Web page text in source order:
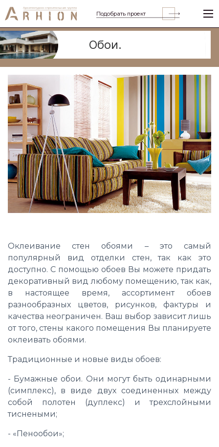
Подобрать проект
Обои.
Оклеивание стен обоями – это самый
популярный вид отделки стен, так как это
доступно. С помощью обоев Вы можете придать
декоративный вид любому помещению, так как,
в настоящее время, ассортимент обоев
разнообразных цветов, рисунков, фактуры и
качества неограничен. Ваш выбор зависит лишь
от того, стены какого помещения Вы планируете
оклеивать обоями.
Традиционные и новые виды обоев:
- Бумажные обои. Они могут быть одинарными
(симплекс), в виде двух соединенных между
собой полотен (дуплекс) и трехслойными
тиснеными;
- «Пенообои»;